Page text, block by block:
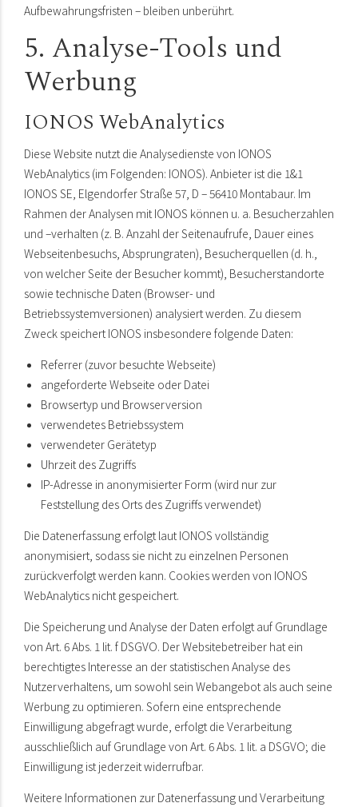
Aufbewahrungsfristen – bleiben unberührt.
5. Analyse-Tools und
Werbung
IONOS WebAnalytics
Diese Website nutzt die Analysedienste von IONOS
WebAnalytics (im Folgenden: IONOS). Anbieter ist die 1&1
IONOS SE, Elgendorfer Straße 57, D – 56410 Montabaur. Im
Rahmen der Analysen mit IONOS können u. a. Besucherzahlen
und –verhalten (z. B. Anzahl der Seitenaufrufe, Dauer eines
Webseitenbesuchs, Absprungraten), Besucherquellen (d. h.,
von welcher Seite der Besucher kommt), Besucherstandorte
sowie technische Daten (Browser- und
Betriebssystemversionen) analysiert werden. Zu diesem
Zweck speichert IONOS insbesondere folgende Daten:
Referrer (zuvor besuchte Webseite)
angeforderte Webseite oder Datei
Browsertyp und Browserversion
verwendetes Betriebssystem
verwendeter Gerätetyp
Uhrzeit des Zugriffs
IP-Adresse in anonymisierter Form (wird nur zur
Feststellung des Orts des Zugriffs verwendet)
Die Datenerfassung erfolgt laut IONOS vollständig
anonymisiert, sodass sie nicht zu einzelnen Personen
zurückverfolgt werden kann. Cookies werden von IONOS
WebAnalytics nicht gespeichert.
Die Speicherung und Analyse der Daten erfolgt auf Grundlage
von Art. 6 Abs. 1 lit. f DSGVO. Der Websitebetreiber hat ein
berechtigtes Interesse an der statistischen Analyse des
Nutzerverhaltens, um sowohl sein Webangebot als auch seine
Werbung zu optimieren. Sofern eine entsprechende
Einwilligung abgefragt wurde, erfolgt die Verarbeitung
ausschließlich auf Grundlage von Art. 6 Abs. 1 lit. a DSGVO; die
Einwilligung ist jederzeit widerrufbar.
Weitere Informationen zur Datenerfassung und Verarbeitung